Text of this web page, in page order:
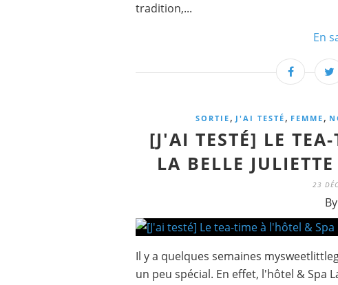
tradition,...
En
SORTIE,J'AI TESTÉ, FEMME,
[J'AI TESTÉ] LE
LA BELLE
23
Il y a quelques semaines
un peu spécial. En effet, l'hôtel & Spa